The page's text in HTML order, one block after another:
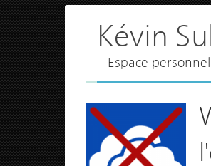
Kévin
Espace personnel